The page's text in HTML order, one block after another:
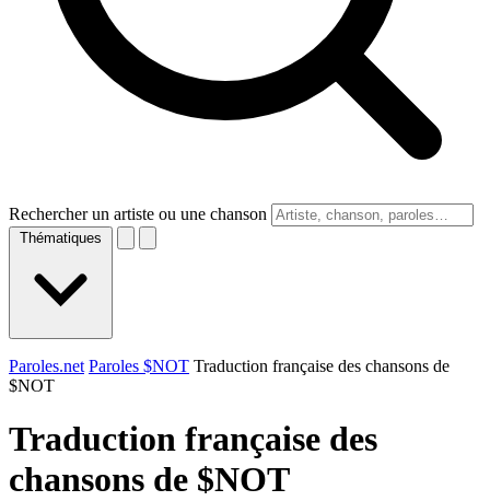
Rechercher un artiste ou une chanson
Thématiques
Paroles.net Paroles $NOT Traduction française des chansons de
$NOT
Traduction française des
chansons de $NOT